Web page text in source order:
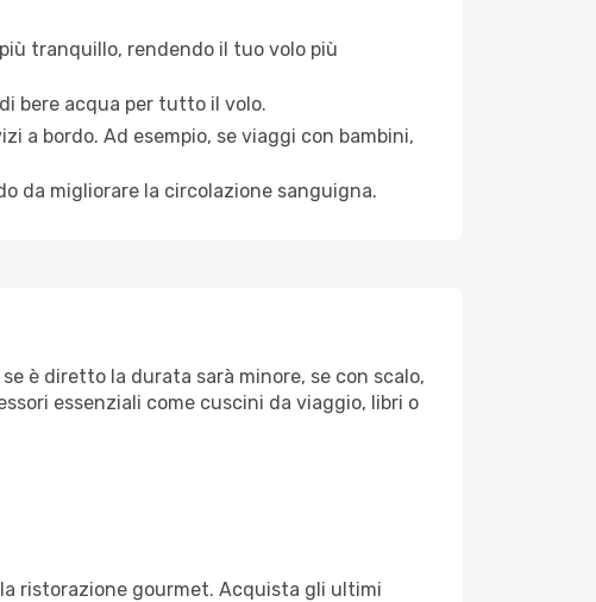
tranquillo, rendendo il tuo volo più
bere acqua per tutto il volo.
a bordo. Ad esempio, se viaggi con bambini,
da migliorare la circolazione sanguigna.
è diretto la durata sarà minore, se con scalo,
essenziali come cuscini da viaggio, libri o
ristorazione gourmet. Acquista gli ultimi